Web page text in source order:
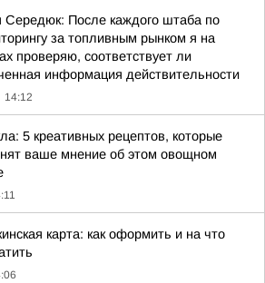
Середюк: После каждого штаба по
за топливным рынком я на
проверяю, соответствует ли
информация действительности
14:12
5 креативных рецептов, которые
ваше мнение об этом овощном
карта: как оформить и на что